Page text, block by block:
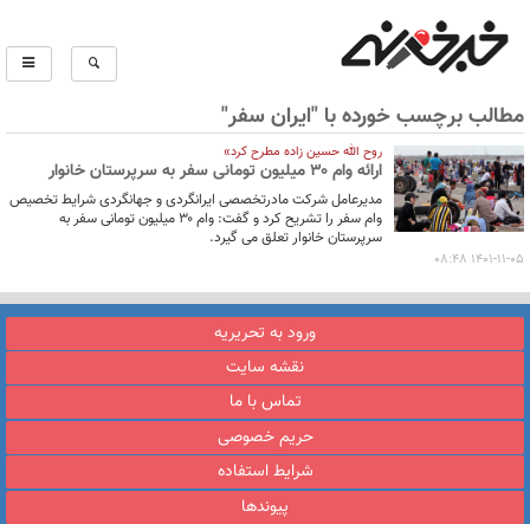
مطالب برچسب خورده با "ایران سفر"
روح الله حسین زاده مطرح کرد»
ارائه وام ۳۰ میلیون تومانی سفر به سرپرستان خانوار
مدیرعامل شرکت مادرتخصصی ایرانگردی و جهانگردی شرایط تخصیص
وام سفر را تشریح کرد و گفت: وام ۳۰ میلیون تومانی سفر به
سرپرستان خانوار تعلق می گیرد.
1401-11-05 08:48
ورود به تحریریه
نقشه سایت
تماس با ما
حریم خصوصی
شرایط استفاده
پیوندها